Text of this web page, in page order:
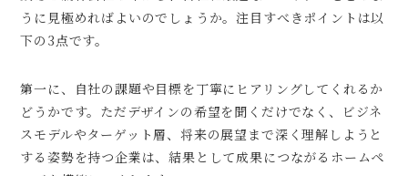
うに見極めればよいのでしょうか。注目すべきポイントは以
下の3点です。
第一に、自社の課題や目標を丁寧にヒアリングしてくれるか
どうかです。ただデザインの希望を聞くだけでなく、ビジネ
スモデルやターゲット層、将来の展望まで深く理解しようと
する姿勢を持つ企業は、結果として成果につながるホームペ